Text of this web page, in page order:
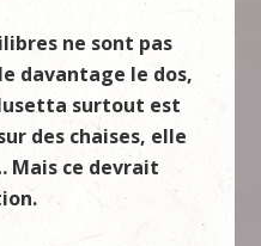
ne sont pas
davantage le dos,
surtout est
des chaises, elle
Mais ce devrait